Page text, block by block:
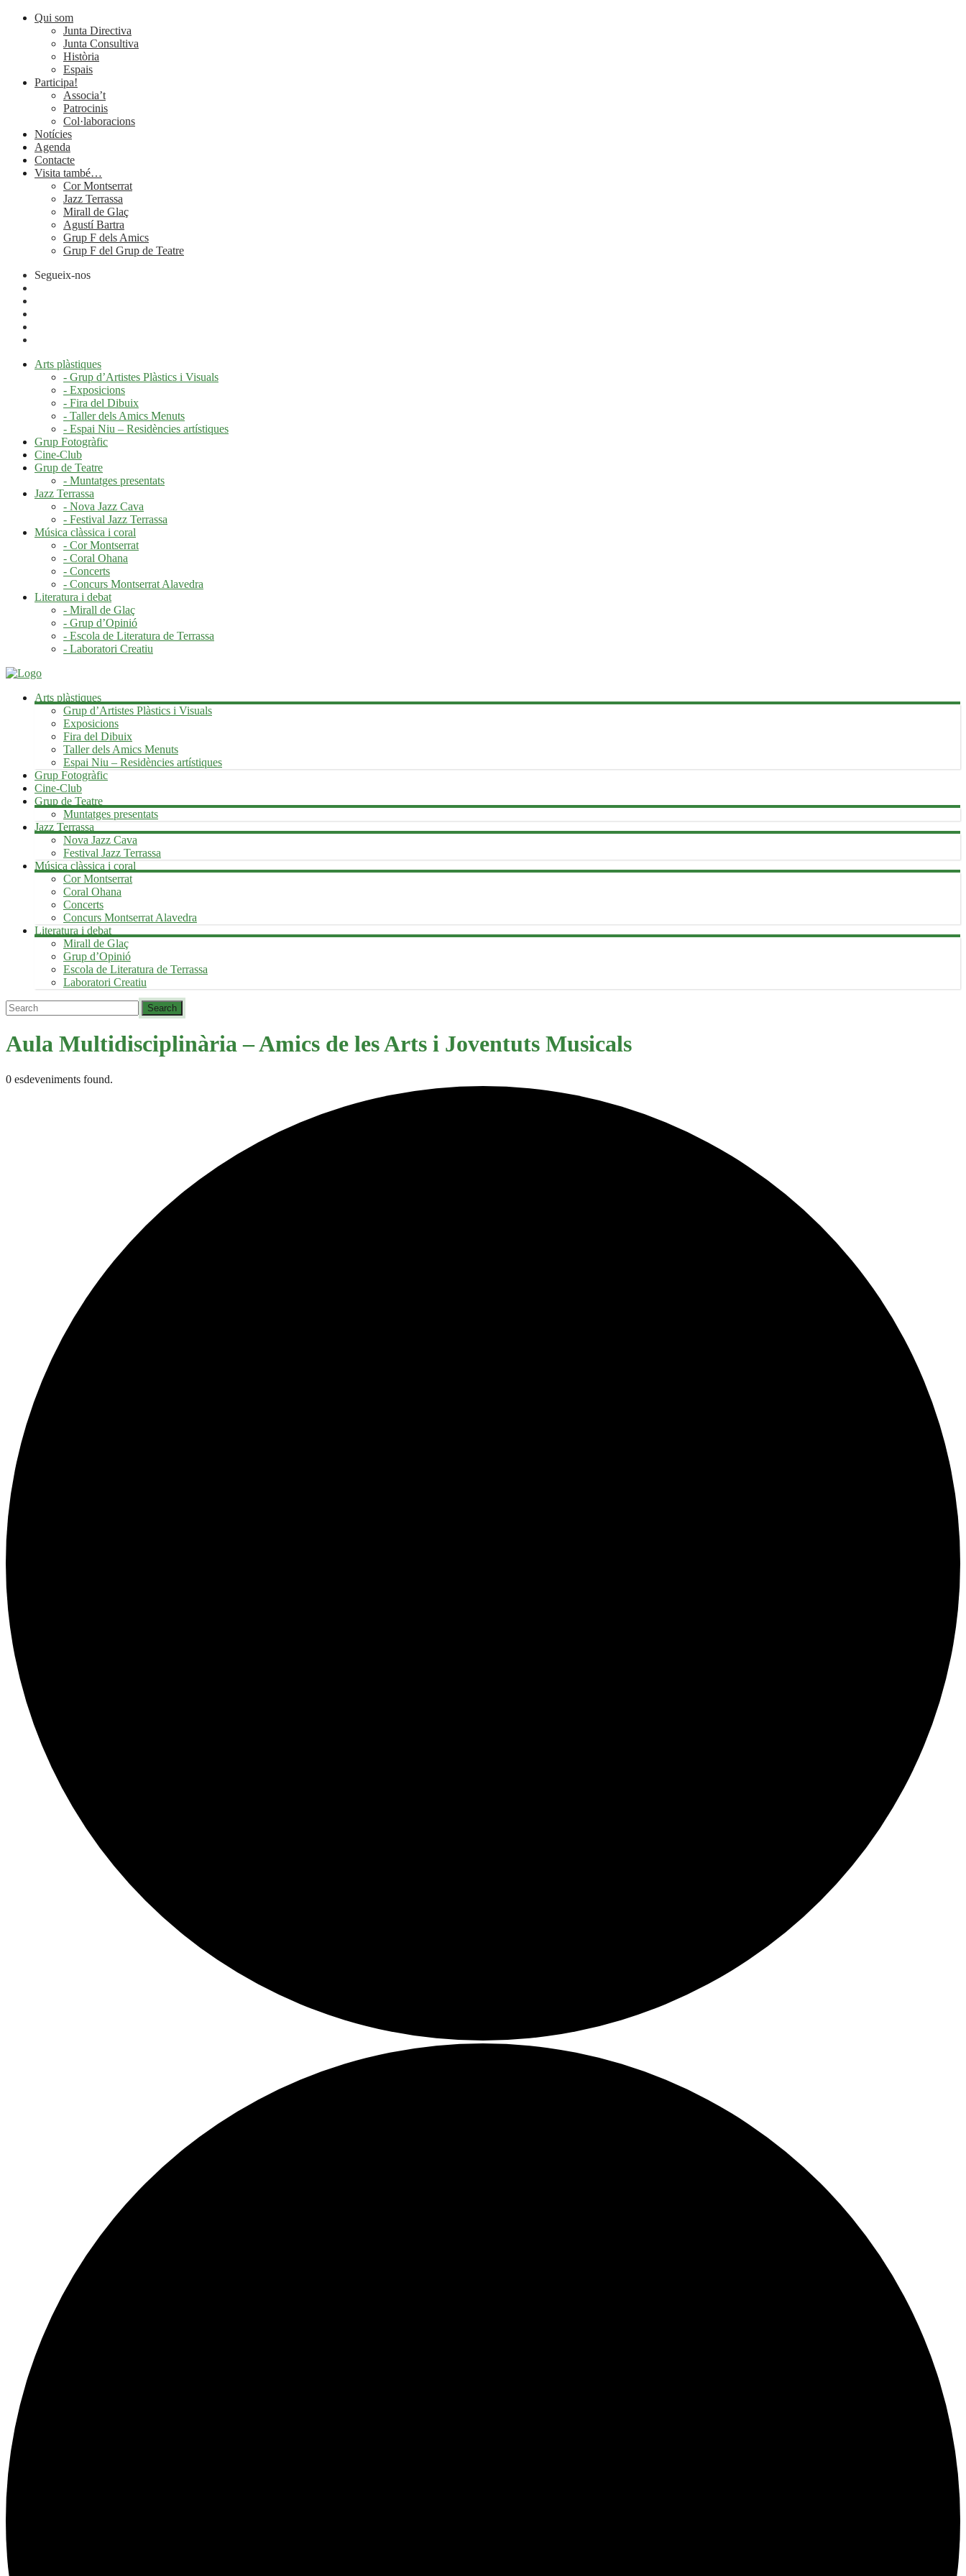
Qui som
Junta Directiva
Junta Consultiva
Història
Espais
Participa!
Associa’t
Patrocinis
Col·laboracions
Notícies
Agenda
Contacte
Visita també…
Cor Montserrat
Jazz Terrassa
Mirall de Glaç
Agustí Bartra
Grup F dels Amics
Grup F del Grup de Teatre
Segueix-nos
Arts plàstiques
- Grup d’Artistes Plàstics i Visuals
- Exposicions
- Fira del Dibuix
- Taller dels Amics Menuts
- Espai Niu – Residències artístiques
Grup Fotogràfic
Cine-Club
Grup de Teatre
- Muntatges presentats
Jazz Terrassa
- Nova Jazz Cava
- Festival Jazz Terrassa
Música clàssica i coral
- Cor Montserrat
- Coral Ohana
- Concerts
- Concurs Montserrat Alavedra
Literatura i debat
- Mirall de Glaç
- Grup d’Opinió
- Escola de Literatura de Terrassa
- Laboratori Creatiu
Arts plàstiques
Grup d’Artistes Plàstics i Visuals
Exposicions
Fira del Dibuix
Taller dels Amics Menuts
Espai Niu – Residències artístiques
Grup Fotogràfic
Cine-Club
Grup de Teatre
Muntatges presentats
Jazz Terrassa
Nova Jazz Cava
Festival Jazz Terrassa
Música clàssica i coral
Cor Montserrat
Coral Ohana
Concerts
Concurs Montserrat Alavedra
Literatura i debat
Mirall de Glaç
Grup d’Opinió
Escola de Literatura de Terrassa
Laboratori Creatiu
Aula Multidisciplinària – Amics de les Arts i Joventuts Musicals
0 esdeveniments found.